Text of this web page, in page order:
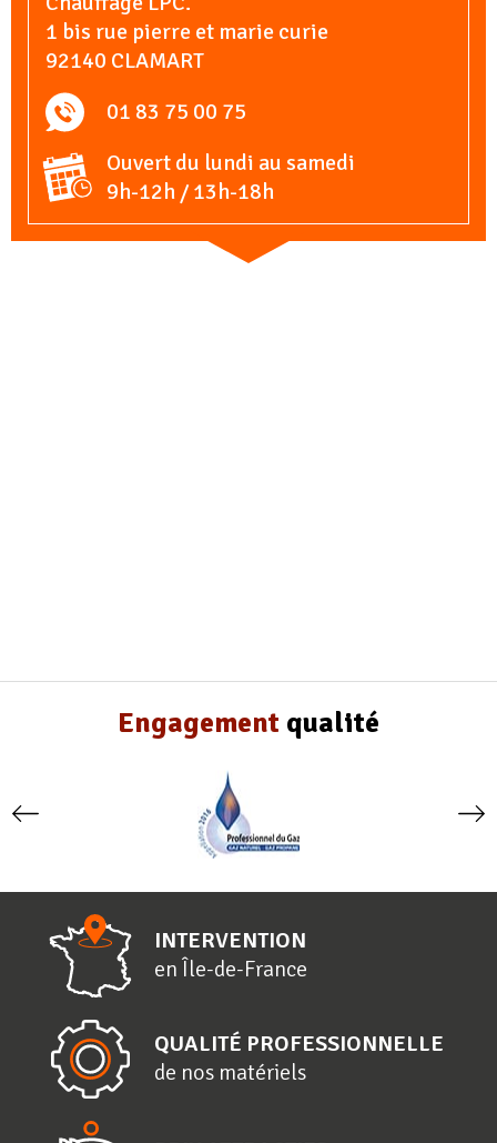
1 bis rue pierre et marie curie
92140 CLAMART
01 83 75 00 75
Ouvert du lundi au samedi
9h-12h / 13h-18h
Engagement qualité
INTERVENTION
en Île-de-France
QUALITÉ PROFESSIONNELLE
de nos matériels